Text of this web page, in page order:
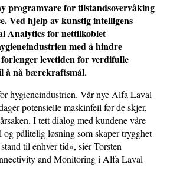
programvare for tilstandsovervåking
Ved hjelp av kunstig intelligens
Analytics for nettilkoblet
med å hindre
levetiden for verdifulle
å nå bærekraftsmål.
hygieneindustrien. Vår nye Alfa Laval
potensielle maskinfeil før de skjer,
I tett dialog med kundene våre
pålitelig løsning som skaper trygghet
til enhver tid», sier Torsten
and Monitoring i Alfa Laval